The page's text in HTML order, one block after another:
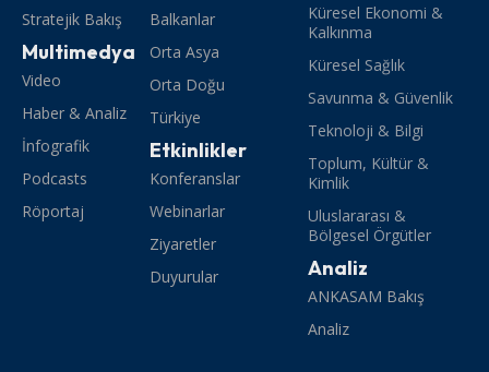
Stratejik Bakış
Multimedya
Video
Haber & Analiz
İnfografik
Podcasts
Röportaj
Balkanlar
Orta Asya
Orta Doğu
Türkiye
Etkinlikler
Konferanslar
Webinarlar
Ziyaretler
Duyurular
Küresel Ekonomi &
Kalkınma
Küresel Sağlık
Savunma & Güvenlik
Teknoloji & Bilgi
Toplum, Kültür &
Kimlik
Uluslararası &
Bölgesel Örgütler
Analiz
ANKASAM Bakış
Analiz